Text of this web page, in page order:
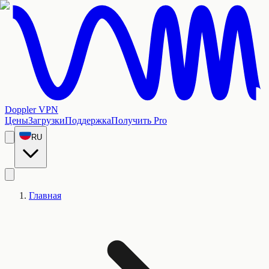
Doppler VPN
ЦеныЗагрузкиПоддержкаПолучить Pro
RU
Главная